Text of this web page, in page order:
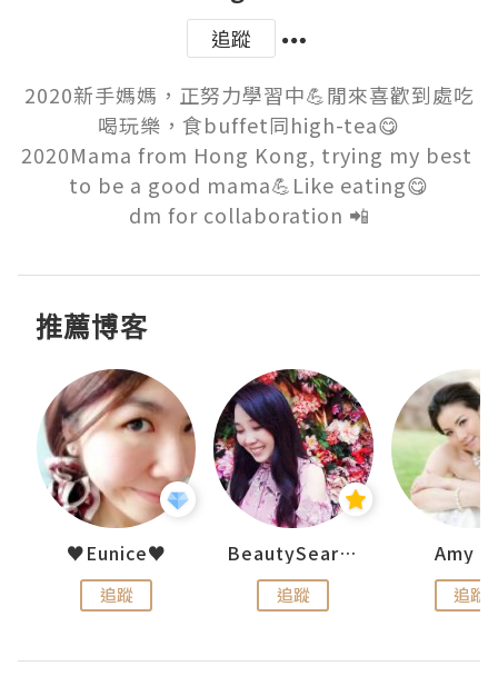
追蹤
2020新手媽媽，正努力學習中💪閒來喜歡到處吃
喝玩樂，食buffet同high-tea😋
2020Mama from Hong Kong, trying my best
to be a good mama💪Like eating😋
dm for collaboration 📲
推薦博客
♥Eunice♥
追蹤
BeautySearch
追蹤
Amy
追蹤